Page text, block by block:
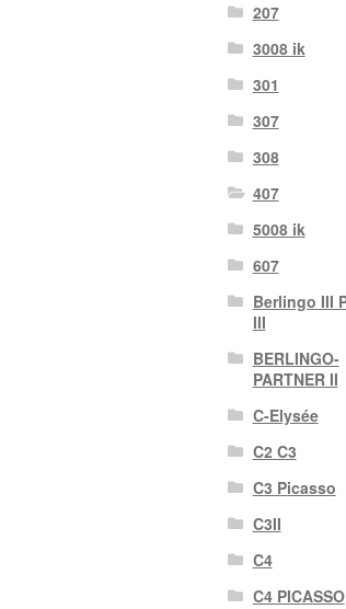
207
3008 ik
301
307
308
407
5008 ik
607
Berlingo III
III
BERLINGO-
PARTNER II
C-Elysée
C2 C3
C3 Picasso
C3II
C4
C4 PICASSO